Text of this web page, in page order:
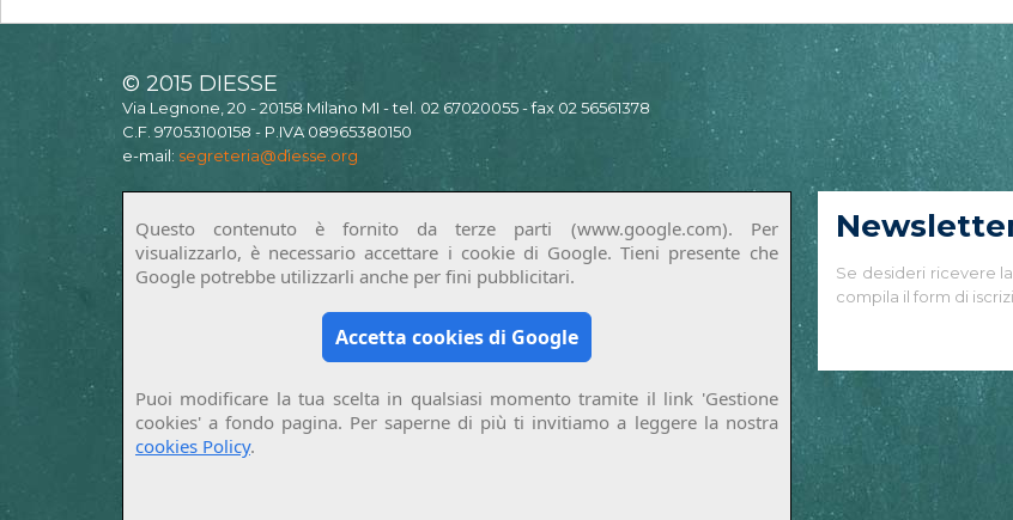
© 2015 DIESSE
Via Legnone, 20 - 20158 Milano MI - tel. 02 67020055 - fax 02 56561378
C.F. 97053100158 - P.IVA 08965380150
e-mail: segreteria@diesse.org
Questo contenuto è fornito da terze parti (www.google.com). Per
visualizzarlo, è necessario accettare i cookie di Google. Tieni presente che
Google potrebbe utilizzarli anche per fini pubblicitari.
Accetta cookies di Google
Puoi modificare la tua scelta in qualsiasi momento tramite il link 'Gestione
cookies' a fondo pagina. Per saperne di più ti invitiamo a leggere la nostra
cookies Policy.
Se desideri ricevere
compila il form di